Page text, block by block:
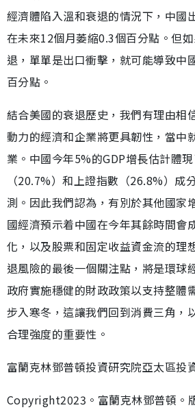
經濟體陷入溫和衰退的情況下，中國
在未來12個月萎縮0.3個百分點。但
退，單單是出口衝擊，就可能導致中
百分點。
結合美國的衰退歷史，我們有理由相
動力的經濟和企業將更具韌性，當中
業。中國今年5%的GDP增長估計體
（20.7%）和上證指數（26.8%）成
測。因此我們認為，有別於其他國家
國經濟預示着中國在今年其餘時間會
化，以及股票和固定收益資金流的理
退風險的最後一個關注點，將是環球
政府實施穩健的財政政策以支持整體
步入寒冬，這讓我們回到消費三角，
合理強度的重要性。
富蘭克林鄧普頓投資研究院亞太區投
Copyright2023。富蘭克林鄧普頓。